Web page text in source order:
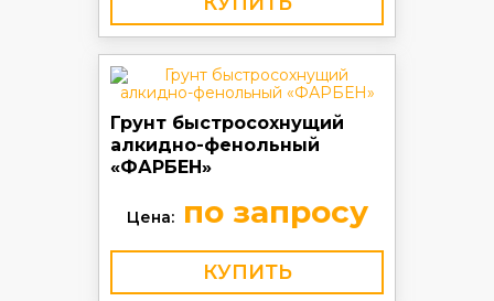
Грунт быстросохнущий
алкидно-фенольный
«ФАРБЕН»
Цена:по запросу
КУПИТЬ